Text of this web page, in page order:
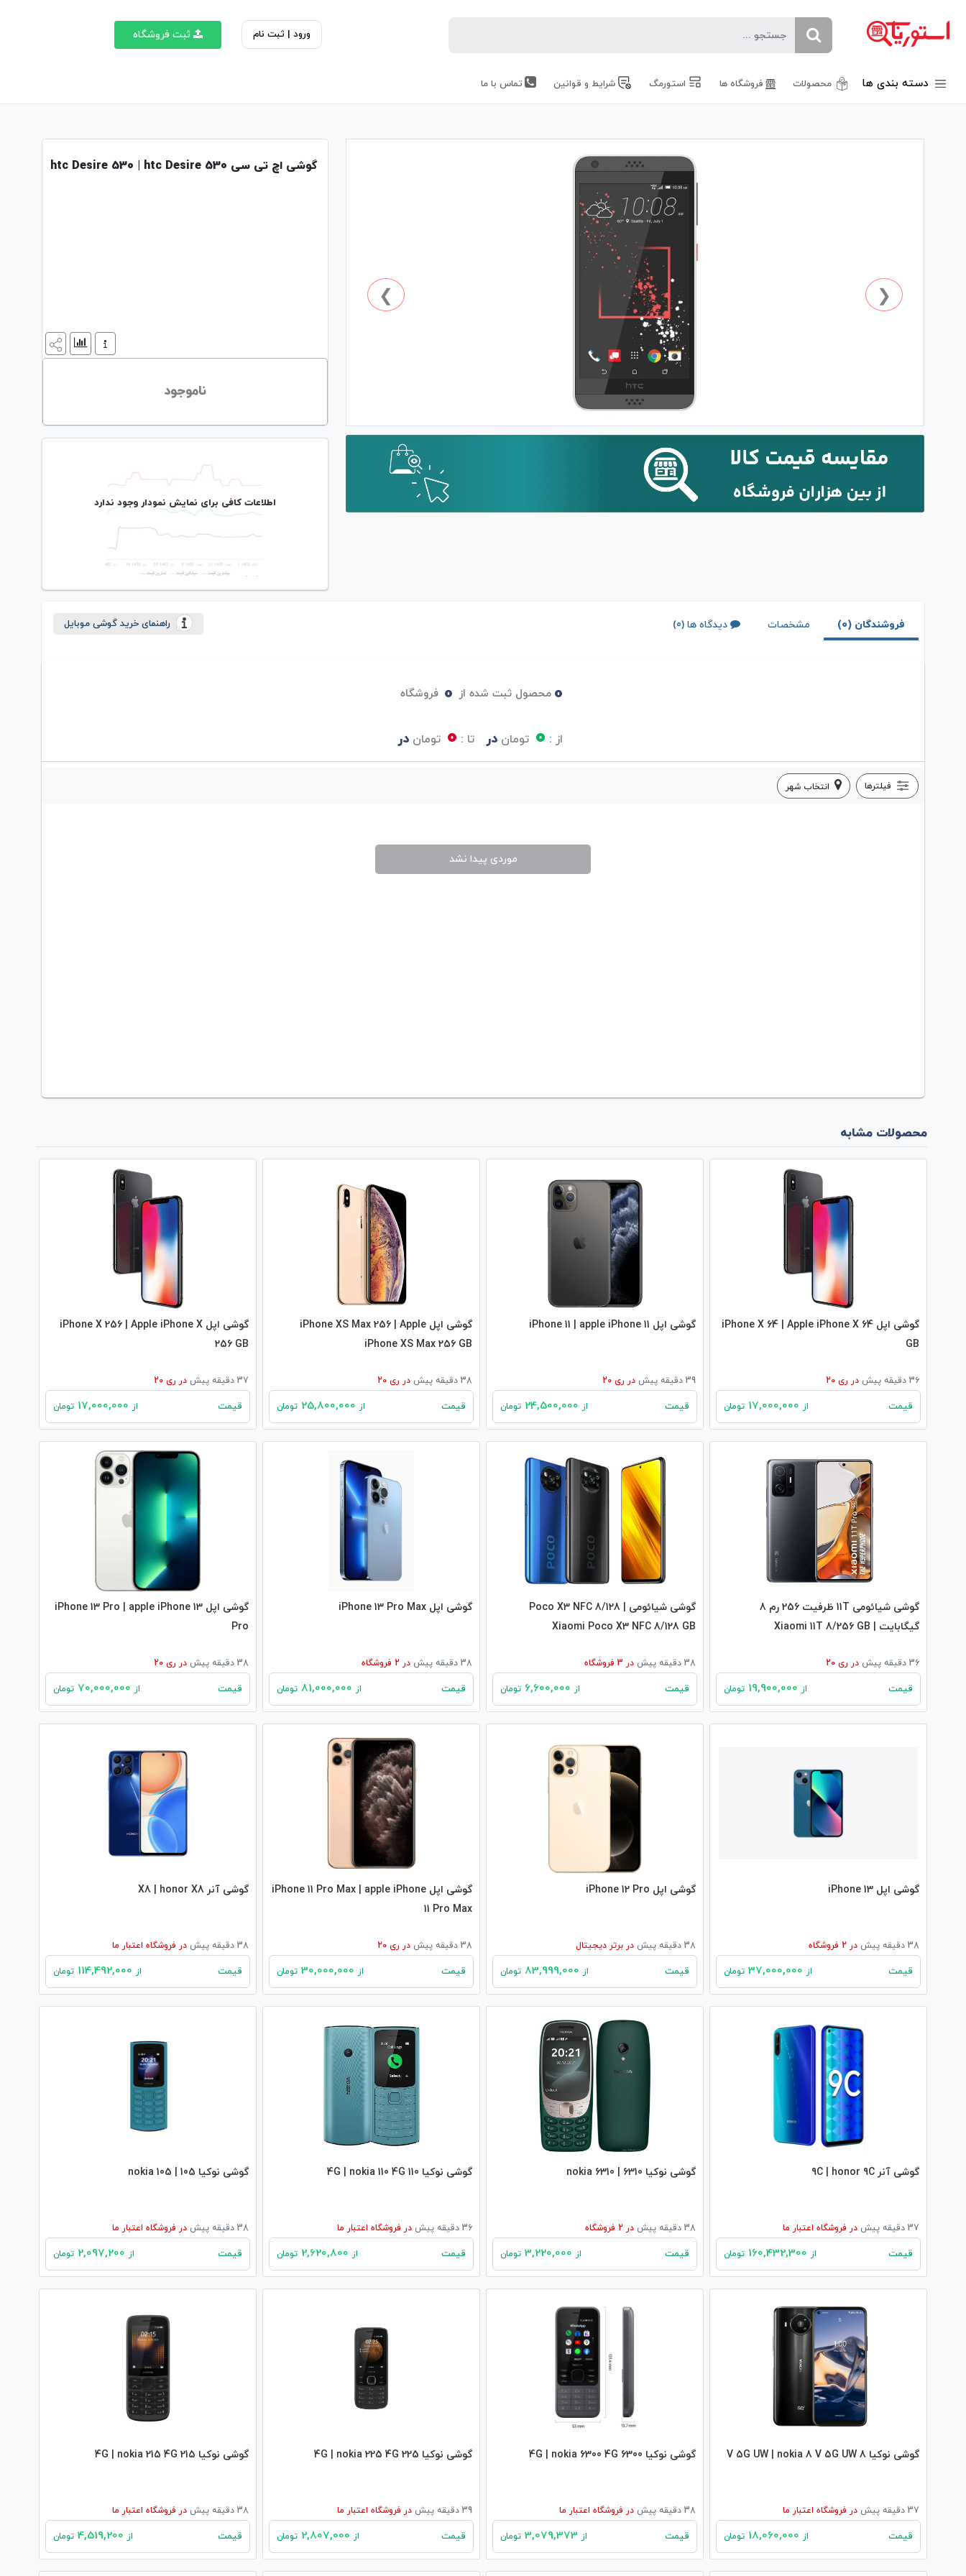
ورود | ثبت نام ثبت فروشگاه
دسته بندی ها محصولات فروشگاه ها استورمگ شرایط و قوانین تماس با ما
❮
❯
گوشی اچ تی سی htc Desire 530 | htc Desire 530
ناموجود
اطلاعات کافی برای نمایش نمودار وجود ندارد
فروشندگان (0) مشخصات دیدگاه ها (0) راهنمای خرید گوشی موبایل
0 محصول ثبت شده از 0 فروشگاه
از : 0 تومان در تا : 0 تومان در
فیلترها انتخاب شهر
موردی پیدا نشد
محصولات مشابه
گوشی اپل iPhone X 64 | Apple iPhone X 64
GB
36 دقیقه پیش در ری 20
قیمت از تومان
گوشی اپل iPhone 11 | apple iPhone 11
39 دقیقه پیش در ری 20
قیمت از تومان
گوشی اپل iPhone XS Max 256 | Apple
iPhone XS Max 256 GB
38 دقیقه پیش در ری 20
قیمت از تومان
گوشی اپل iPhone X 256 | Apple iPhone X
256 GB
37 دقیقه پیش در ری 20
قیمت از تومان
گوشی شیائومی 11T ظرفیت 256 رم 8
گیگابایت | Xiaomi 11T 8/256 GB
36 دقیقه پیش در ری 20
قیمت از تومان
گوشی شیائومی Poco X3 NFC 8/128 |
Xiaomi Poco X3 NFC 8/128 GB
38 دقیقه پیش در فروشگاه
قیمت از تومان
گوشی اپل iPhone 13 Pro Max
38 دقیقه پیش در فروشگاه
قیمت از تومان
گوشی اپل iPhone 13 Pro | apple iPhone 13
Pro
38 دقیقه پیش در ری 20
قیمت از تومان
گوشی اپل iPhone 13
38 دقیقه پیش در فروشگاه
قیمت از تومان
گوشی اپل iPhone 12 Pro
38 دقیقه پیش در برتر دیجیتال
قیمت از تومان
گوشی اپل iPhone 11 Pro Max | apple iPhone
11 Pro Max
38 دقیقه پیش در ری 20
قیمت از تومان
گوشی آنر X8 | honor X8
38 دقیقه پیش در فروشگاه اعتبار ما
قیمت از تومان
گوشی آنر 9C | honor 9C
37 دقیقه پیش در فروشگاه اعتبار ما
قیمت از تومان
گوشی نوکیا 6310 | nokia 6310
38 دقیقه پیش در فروشگاه
قیمت از تومان
گوشی نوکیا 110 4G | nokia 110 4G
36 دقیقه پیش در فروشگاه اعتبار ما
قیمت از تومان
گوشی نوکیا 105 | nokia 105
38 دقیقه پیش در فروشگاه اعتبار ما
قیمت از تومان
گوشی نوکیا 8 V 5G UW | nokia 8 V 5G UW
37 دقیقه پیش در فروشگاه اعتبار ما
قیمت از تومان
گوشی نوکیا 6300 4G | nokia 6300 4G
38 دقیقه پیش در فروشگاه اعتبار ما
قیمت از تومان
گوشی نوکیا 225 4G | nokia 225 4G
39 دقیقه پیش در فروشگاه اعتبار ما
قیمت از تومان
گوشی نوکیا 215 4G | nokia 215 4G
38 دقیقه پیش در فروشگاه اعتبار ما
قیمت از تومان